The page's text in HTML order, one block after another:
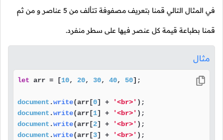
في المثال التالي قمنا بتعريف مصفوفة تتألف من 5 عناصر و من ثم
قمنا بطباعة قيمة كل عنصر فيها على سطر منفرد.
مثال
let arr = [10, 20, 30, 40, 50];
document .write(arr[0] + '<br>'
document .write(arr[1] + '<br>'
document .write(arr[2] + '<br>'
document .write(arr[3] + '<br>'